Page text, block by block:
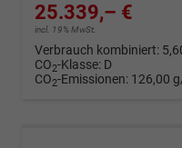
25.339,– €
incl. 19% MwSt.
Verbrauch kombiniert:
CO2-Klasse: D
CO2-Emissionen: 126,00